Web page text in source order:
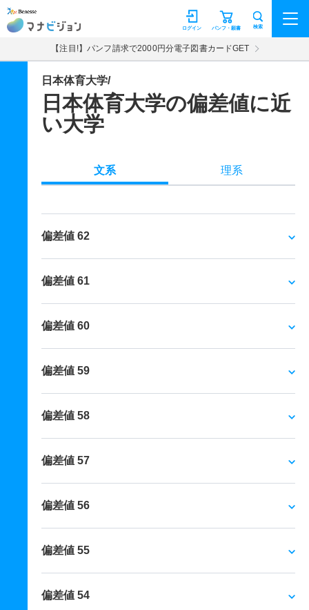
マナビジョン パンフ・願書
ログイン 検索
【注目!】パンフ請求で2000円分電子図書カードGET
日本体育大学/
日本体育大学の偏差値に近
い大学
文系 理系
偏差値 62
偏差値 61
偏差値 60
偏差値 59
偏差値 58
偏差値 57
偏差値 56
偏差値 55
偏差値 54